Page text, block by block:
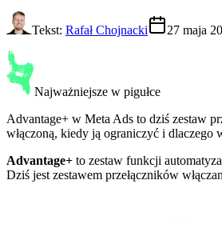
Tekst: Rafał Chojnacki 27 maja
Najważniejsze w pigułce
Advantage+ w Meta Ads to dziś zestaw
włączoną, kiedy ją ograniczyć i dlaczego
Advantage+ to zestaw funkcji
Dziś jest zestawem przełączników